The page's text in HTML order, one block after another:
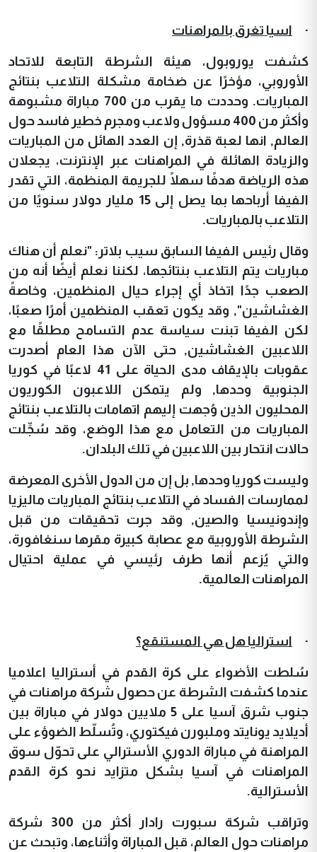
· اسيا تغرق بالمراهنات
كشفت يوروبول، هيئة الشرطة التابعة للاتحاد
الأوروبي، مؤخرًا عن ضخامة مشكلة التلاعب بنتائج
المباريات.
وحددت ما يقرب من 700 مباراة مشبوهة
وأكثر من 400 مسؤول ولاعب ومجرم خطير فاسد حول
العالم, انها لعبة قذرة, إن العدد الهائل من المباريات
والزيادة الهائلة في المراهنات عبر الإنترنت، يجعلان
هذه الرياضة هدفًا سهلًا للجريمة المنظمة، التي تقدر
الفيفا أرباحها بما يصل إلى 15 مليار دولار سنويًا من
التلاعب بالمباريات.
وقال رئيس الفيفا السابق سيب بلاتر: "نعلم أن هناك
مباريات يتم التلاعب بنتائجها، لكننا نعلم أيضًا أنه من
الصعب جدًا اتخاذ أي إجراء حيال المنظمين، وخاصةً
الغشاشين", وقد يكون تعقب المنظمين أمرًا صعبًا،
لكن الفيفا تبنت سياسة عدم التسامح مطلقًا مع
اللاعبين الغشاشين, حتى الآن هذا العام أصدرت
عقوبات بالإيقاف مدى الحياة على 41 لاعبًا في كوريا
الجنوبية وحدها, ولم يتمكن اللاعبون الكوريون
المحليون الذين وُجهت إليهم اتهامات بالتلاعب بنتائج
المباريات من التعامل مع هذا الوضع، وقد سُجِّلت
حالات انتحار بين اللاعبين في تلك البلدان.
وليست كوريا وحدها, بل إن من الدول الأخرى المعرضة
لممارسات الفساد في التلاعب بنتائج المباريات ماليزيا
وإندونيسيا والصين, وقد جرت تحقيقات من قبل
الشرطة الأوروبية مع عصابة كبيرة مقرها سنغافورة،
والتي يُزعم أنها طرف رئيسي في عملية احتيال
المراهنات العالمية.
· استراليا هل هي المستنقع؟
سُلطت الأضواء على كرة القدم في أستراليا اعلاميا
عندما كشفت الشرطة عن حصول شركة مراهنات في
جنوب شرق آسيا على 5 ملايين دولار في مباراة بين
أديلايد يونايتد وملبورن فيكتوري، وتُسلّط الضوؤء على
المراهنة في مباراة الدوري الأسترالي على تحوّل سوق
المراهنات في آسيا بشكل متزايد نحو كرة القدم
الأسترالية.
و
تراقب شركة سبورت رادار أكثر من 300 شركة
مراهنات حول العالم، قبل المباراة وأثناءها، وتبحث عن